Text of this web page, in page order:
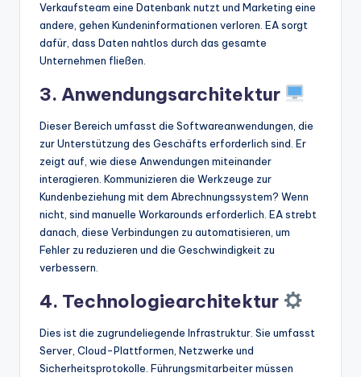
Verkaufsteam eine Datenbank nutzt und Marketing eine
andere, gehen Kundeninformationen verloren. EA sorgt
dafür, dass Daten nahtlos durch das gesamte
Unternehmen fließen.
3. Anwendungsarchitektur
Dieser Bereich umfasst die Softwareanwendungen, die
zur Unterstützung des Geschäfts erforderlich sind. Er
zeigt auf, wie diese Anwendungen miteinander
interagieren. Kommunizieren die Werkzeuge zur
Kundenbeziehung mit dem Abrechnungssystem? Wenn
nicht, sind manuelle Workarounds erforderlich. EA strebt
danach, diese Verbindungen zu automatisieren, um
Fehler zu reduzieren und die Geschwindigkeit zu
verbessern.
4. Technologiearchitektur
Dies ist die zugrundeliegende Infrastruktur. Sie umfasst
Server, Cloud-Plattformen, Netzwerke und
Sicherheitsprotokolle. Führungsmitarbeiter müssen